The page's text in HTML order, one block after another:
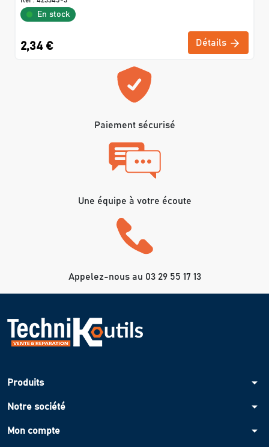
En stock
2,34 € Détails
Paiement sécurisé
Une équipe à votre écoute
Appelez-nous au 03 29 55 17 13
Produits arrow_drop_down
Notre société arrow_drop_down
Mon compte arrow_drop_down